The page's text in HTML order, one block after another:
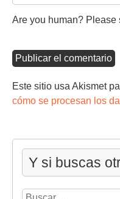
Are you human? Please
Este sitio usa Akismet
cómo se procesan los
Y si buscas
Buscar: